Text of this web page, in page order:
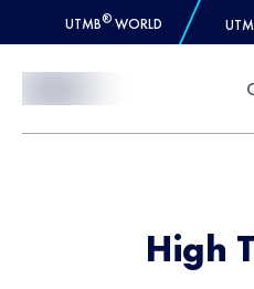
UTMB® WORLD
High